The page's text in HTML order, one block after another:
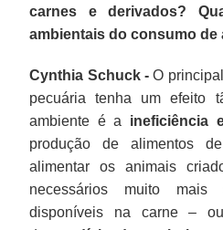
carnes e derivados?
ambientais do consumo de
Cynthia Schuck - O
pecuária tenha um efeito
ambiente é a ineficiência
produção de alimentos
alimentar os animais
necessários muito
disponíveis na carne –